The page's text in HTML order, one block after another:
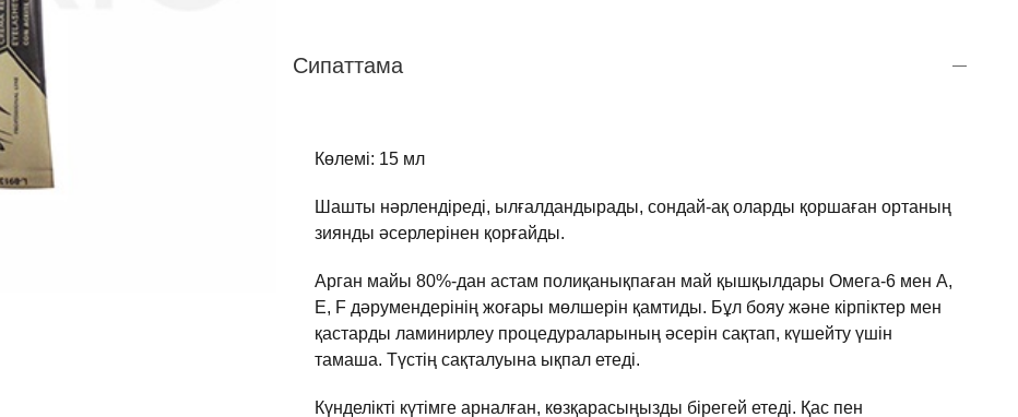
Сипаттама
Көлемі: 15 мл
Шашты нәрлендіреді, ылғалдандырады, сондай-ақ оларды қоршаған ортаның
зиянды әсерлерінен қорғайды.
Арган майы 80%-дан астам полиқанықпаған май қышқылдары Омега-6 мен А,
Е, F дәрумендерінің жоғары мөлшерін қамтиды. Бұл бояу және кірпіктер мен
қастарды ламинирлеу процедураларының әсерін сақтап, күшейту үшін
тамаша. Түстің сақталуына ықпал етеді.
Күнделікті күтімге арналған, көзқарасыңызды бірегей етеді. Қас пен